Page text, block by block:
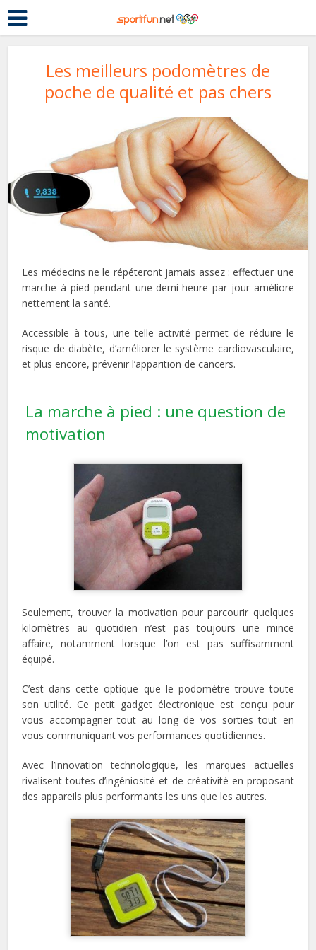
Les meilleurs podomètres de
poche de qualité et pas chers
Les médecins ne le répéteront jamais assez : effectuer une
marche à pied pendant une demi-heure par jour améliore
nettement la santé.
Accessible à tous, une telle activité permet de réduire le
risque de diabète, d’améliorer le système cardiovasculaire,
et plus encore, prévenir l’apparition de cancers.
La marche à pied : une question de
motivation
Seulement, trouver la motivation pour parcourir quelques
kilomètres au quotidien n’est pas toujours une mince
affaire, notamment lorsque l’on est pas suffisamment
équipé.
C’est dans cette optique que le podomètre trouve toute
son utilité. Ce petit gadget électronique est conçu pour
vous accompagner tout au long de vos sorties tout en
vous communiquant vos performances quotidiennes.
Avec l’innovation technologique, les marques actuelles
rivalisent toutes d’ingéniosité et de créativité en proposant
des appareils plus performants les uns que les autres.